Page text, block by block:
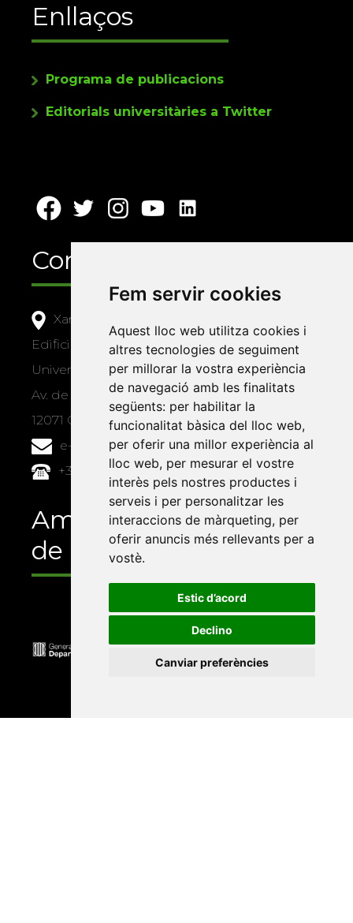
Fem servir cookies
Aquest lloc web utilitza cookies i
altres tecnologies de seguiment
per millorar la vostra experiència
de navegació amb les finalitats
següents: per habilitar la
funcionalitat bàsica del lloc web,
per oferir una millor experiència al
lloc web, per mesurar el vostre
interès pels nostres productes i
serveis i per personalitzar les
interaccions de màrqueting, per
oferir anuncis més rellevants per a
vostè.
Estic d’acord
Declino
Canviar preferències
Enllaços
Programa de publicacions
Editorials universitàries a Twitter
Contacte
Xarxa Vives d'Universitats
Edifici Àgora
Universitat Jaume I, local 10
Av. de Vicent Sos Baynat, s/n
12071 Castelló de la Plana
e-buc@vives.org
+34 964 72 89 93
Amb el suport
de